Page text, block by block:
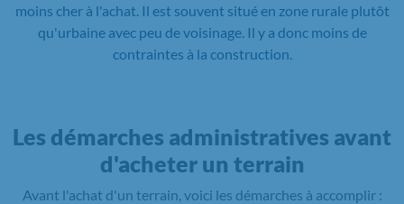
moins cher à l'achat. Il est souvent situé en zone rurale plutôt
qu'urbaine avec peu de voisinage. Il y a donc moins de
contraintes à la construction.
Les démarches administratives avant
d'acheter un terrain
Avant l'achat d'un terrain, voici les démarches à accomplir :